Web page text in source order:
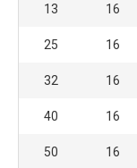
13 16
25 16
32 16
40 16
50 16